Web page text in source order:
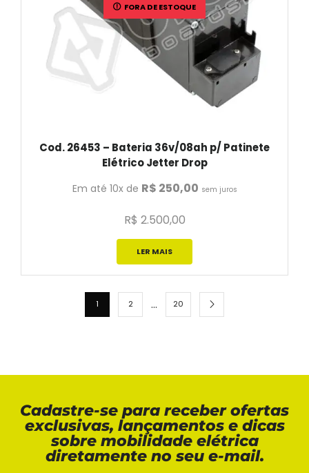
FORA DE ESTOQUE
Cod. 26453 – Bateria 36v/08ah p/ Patinete
Elétrico Jetter Drop
Em até 10x de R$ 250,00 sem juros
R$ 2.500,00
LER MAIS
1 2 … 20
Cadastre-se para receber ofertas
exclusivas, lançamentos e dicas
sobre mobilidade elétrica
diretamente no seu e-mail.